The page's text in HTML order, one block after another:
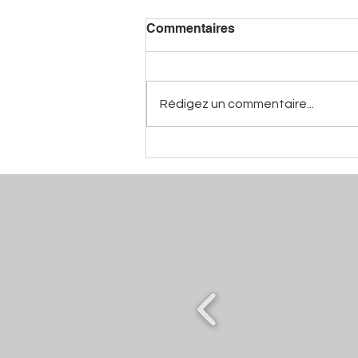
Commentaires
Rédigez un commentaire...